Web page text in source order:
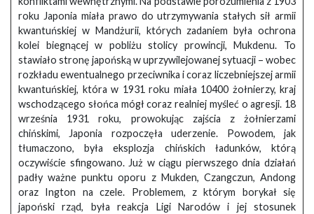
roku Japonia miała prawo do utrzymywania stałych sił armii
kwantuńskiej w Mandżurii, których zadaniem była ochrona
kolei biegnącej w pobliżu stolicy prowincji, Mukdenu. To
stawiało stronę japońską w uprzywilejowanej sytuacji – wobec
rozkładu ewentualnego przeciwnika i coraz liczebniejszej armii
kwantuńskiej, która w 1931 roku miała 10400 żołnierzy, kraj
wschodzącego słońca mógł coraz realniej myśleć o agresji. 18
września 1931 roku, prowokując zajścia z żołnierzami
chińskimi, Japonia rozpoczęła uderzenie. Powodem, jak
tłumaczono, była eksplozja chińskich ładunków, którą
oczywiście sfingowano. Już w ciągu pierwszego dnia działań
padły ważne punktu oporu z Mukden, Czangczun, Andong
oraz Ington na czele. Problemem, z którym borykał się
japoński rząd, była reakcja Ligi Narodów i jej stosunek